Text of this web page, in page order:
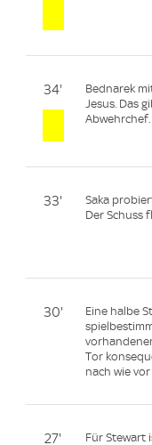
34'
Bednarek
Jesus. Das
Abwehrchef.
33'
Saka
Der Schuss
30'
Eine halbe
Tor
nach wie
27' Für Stewart